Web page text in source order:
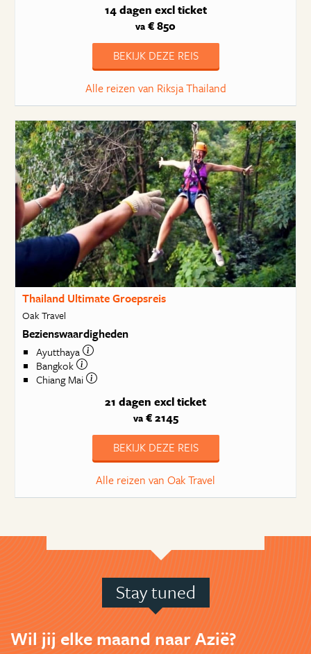
14 dagen excl ticket
va € 850
BEKIJK DEZE REIS
Alle reizen van Riksja Thailand
Thailand Ultimate Groepsreis
Oak Travel
Bezienswaardigheden
Ayutthaya
Bangkok
Chiang Mai
21 dagen excl ticket
va€ 2145
BEKIJK DEZE REIS
Alle reizen van Oak Travel
Stay tuned
Wil jij elke maand naar Azië?